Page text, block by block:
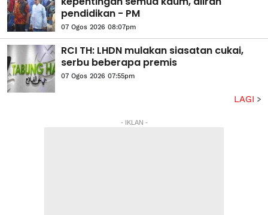
pendidikan - PM
07 Ogos 2026 08:07pm
RCI TH: LHDN mulakan siasatan cukai,
serbu beberapa premis
07 Ogos 2026 07:55pm
LAGI
- IKLAN -